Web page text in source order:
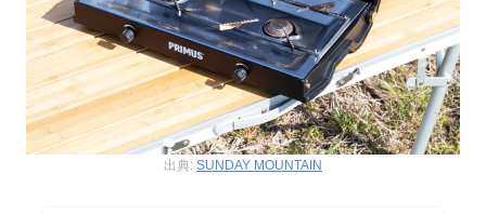
出典: SUNDAY MOUNTAIN